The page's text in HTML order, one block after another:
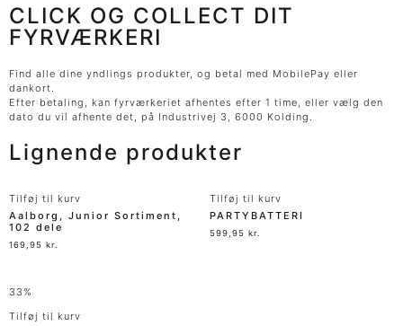
CLICK OG COLLECT DIT
FYRVÆRKERI
Find alle dine yndlings produkter, og betal med MobilePay eller
dankort.
Efter betaling, kan fyrværkeriet afhentes efter 1 time, eller vælg den
dato du vil afhente det, på Industrivej 3, 6000 Kolding.
Lignende produkter
Tilføj til kurv
Aalborg, Junior Sortiment,
102 dele
169,95 kr.
Tilføj til kurv
PARTYBATTERI
599,95 kr.
33%
Tilføj til kurv